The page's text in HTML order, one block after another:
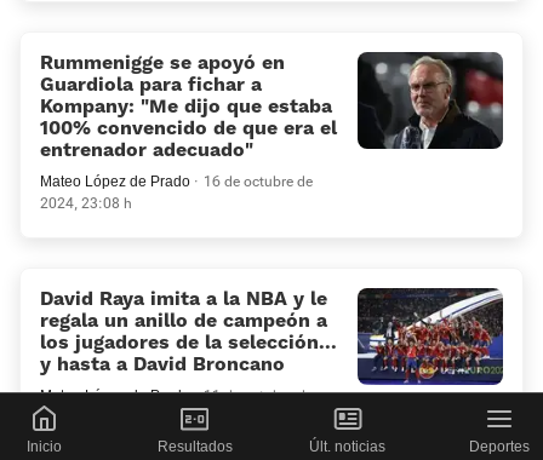
Rummenigge se apoyó en
Guardiola para fichar a
Kompany: “Me dijo que estaba
100% convencido de que era el
entrenador adecuado”
Mateo López de Prado
16 de octubre de
2024, 23:08 h
David Raya imita a la NBA y le
regala un anillo de campeón a
los jugadores de la selección...
y hasta a David Broncano
Mateo López de Prado
11 de octubre de
2024, 23:48 h
Inicio
Resultados Últ. noticias Deportes